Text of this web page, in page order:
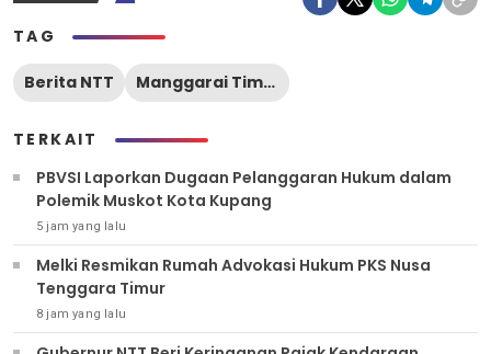
TAG
Berita NTT Manggarai Timur
TERKAIT
PBVSI Laporkan Dugaan Pelanggaran Hukum dalam
Polemik Muskot Kota Kupang
5 jam yang lalu
Melki Resmikan Rumah Advokasi Hukum PKS Nusa
Tenggara Timur
8 jam yang lalu